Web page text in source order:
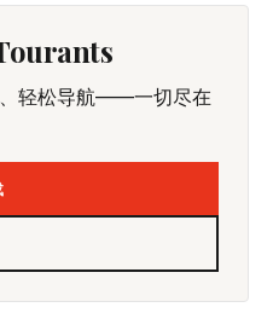
轻松导航——一切尽在